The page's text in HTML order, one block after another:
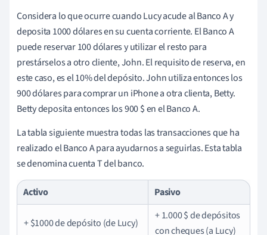
Considera lo que ocurre cuando Lucy acude al Banco A y
deposita 1000 dólares en su cuenta corriente. El Banco A
puede reservar 100 dólares y utilizar el resto para
prestárselos a otro cliente, John. El requisito de reserva, en
este caso, es el 10% del depósito. John utiliza entonces los
900 dólares para comprar un iPhone a otra clienta, Betty.
Betty deposita entonces los 900 $ en el Banco A.
La tabla siguiente muestra todas las transacciones que ha
realizado el Banco A para ayudarnos a seguirlas. Esta tabla
se denomina cuenta T del banco.
Activo Pasivo
+ $1000 de depósito (de Lucy)
+ 1.000 $ de depósitos
con cheques (a Lucy)